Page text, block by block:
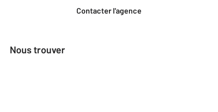
Contacter l'agence
Nous trouver